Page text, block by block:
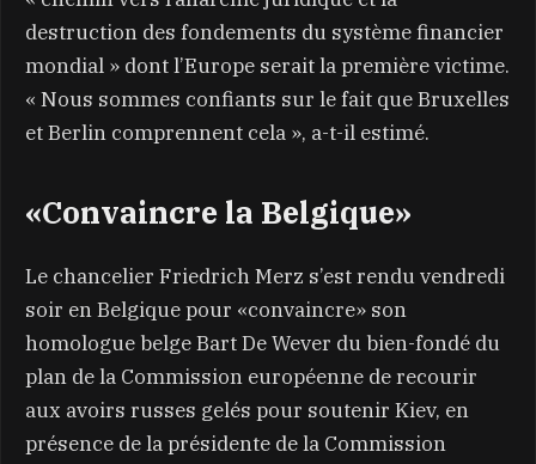
destruction des fondements du système financier
mondial » dont l’Europe serait la première victime.
« Nous sommes confiants sur le fait que Bruxelles
et Berlin comprennent cela », a-t-il estimé.
«Convaincre la Belgique»
Le chancelier Friedrich Merz s’est rendu vendredi
soir en Belgique pour «convaincre» son
homologue belge Bart De Wever du bien-fondé du
plan de la Commission européenne de recourir
aux avoirs russes gelés pour soutenir Kiev, en
présence de la présidente de la Commission